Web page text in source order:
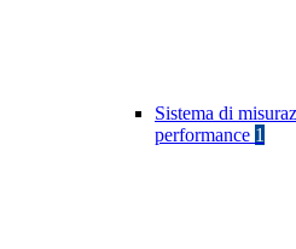
Sistema di
performance 1